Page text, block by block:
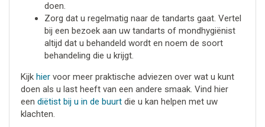
doen.
Zorg dat u regelmatig naar de tandarts gaat. Vertel
bij een bezoek aan uw tandarts of mondhygiënist
altijd dat u behandeld wordt en noem de soort
behandeling die u krijgt.
Kijk hiervoor meer praktische adviezen over wat u kunt
doen als u last heeft van een andere smaak. Vind hier
een diëtist bij u in de buurtdie u kan helpen met uw
klachten.